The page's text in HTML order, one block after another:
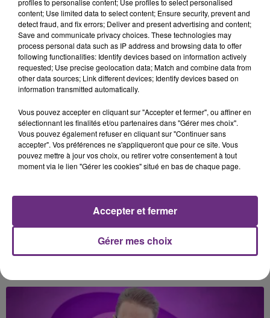
MARINA KAYE
Homeless
JENNIFER LOPEZ & DAVID GUETTA
Save Me Tonight
4h33
4h33
CHRISTOPHE WILLEM
Systaime
RIHANNA FEAT. CALVIN HARRIS
We Found Love
content; Use limited data to select content; Ensure security, prevent and
detect fraud, and fix errors; Deliver and present advertising and content;
Save and communicate privacy choices. These technologies may
process personal data such as IP address and browsing data to offer
following functionalities: Identify devices based on information actively
requested; Use precise geolocation data; Match and combine data from
other data sources; Link different devices; Identify devices based on
information transmitted automatically.
Vous pouvez accepter en cliquant sur "Accepter et fermer", ou affiner en
sélectionnant les finalités et/ou partenaires dans "Gérer mes choix".
Vous pouvez également refuser en cliquant sur "Continuer sans
accepter". Vos préférences ne s'appliqueront que pour ce site. Vous
pouvez mettre à jour vos choix, ou retirer votre consentement à tout
moment via le lien "Gérer les cookies" situé en bas de chaque page.
Gérer mes choix
Accepter et fermer